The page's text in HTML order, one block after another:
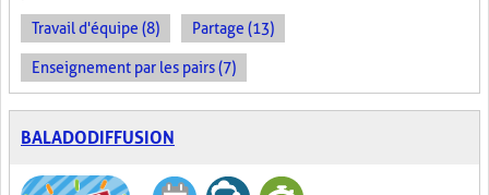
Travail d'équipe (8) Partage (13)
Enseignement par les pairs (7)
BALADODIFFUSION